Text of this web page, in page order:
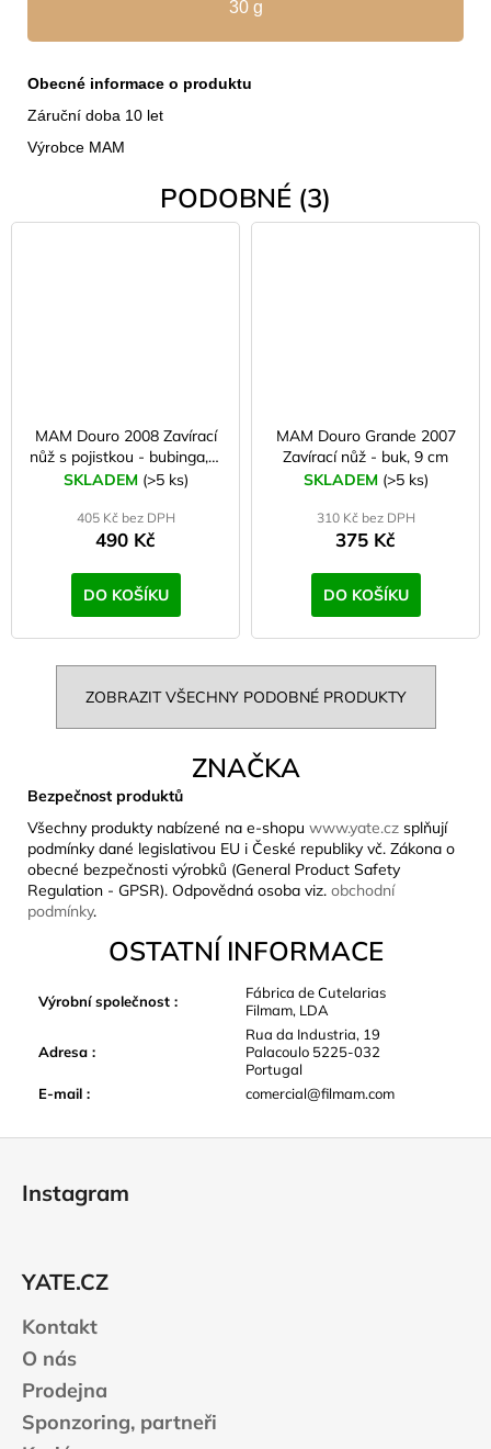
30 g
Obecné informace o produktu
Záruční doba 10 let
Výrobce MAM
PODOBNÉ (3)
MAM Douro 2008 Zavírací
nůž s pojistkou - bubinga, 9
cm
SKLADEM (>5 ks)
405 Kč bez DPH
490 Kč
DO KOŠÍKU
MAM Douro Grande 2007
Zavírací nůž - buk, 9 cm
SKLADEM (>5 ks)
310 Kč bez DPH
375 Kč
DO KOŠÍKU
ZOBRAZIT VŠECHNY PODOBNÉ PRODUKTY
ZNAČKA
Bezpečnost produktů
Všechny produkty nabízené na e-shopu www.yate.cz splňují
podmínky dané legislativou EU i České republiky vč. Zákona o
obecné bezpečnosti výrobků (General Product Safety
Regulation - GPSR). Odpovědná osoba viz. obchodní
podmínky.
OSTATNÍ INFORMACE
Výrobní společnost :
Fábrica de Cutelarias
Filmam, LDA
Adresa :
Rua da Industria, 19
Palacoulo 5225-032
Portugal
E-mail : comercial@filmam.com
Instagram
YATE.CZ
Kontakt
O nás
Prodejna
Sponzoring, partneři